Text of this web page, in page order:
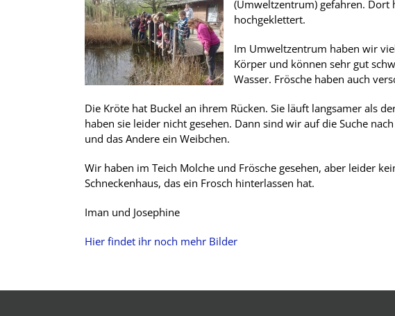
(Umweltzentrum) gefahren. Dort
hochgeklettert.
Im Umweltzentrum haben wir
Körper und können sehr gut
Wasser. Frösche haben auch
Die Kröte hat Buckel an ihrem Rücken. Sie läuft langsamer als
haben sie leider nicht gesehen. Dann sind wir auf die Suche
und das Andere ein Weibchen.
Wir haben im Teich Molche und Frösche gesehen, aber leider
Schneckenhaus, das ein Frosch hinterlassen hat.
Iman und Josephine
Hier findet ihr noch mehr Bilder